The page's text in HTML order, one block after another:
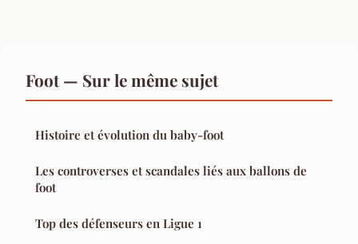
Foot — Sur le même sujet
Histoire et évolution du baby-foot
Les controverses et scandales liés aux ballons de
foot
Top des défenseurs en Ligue 1